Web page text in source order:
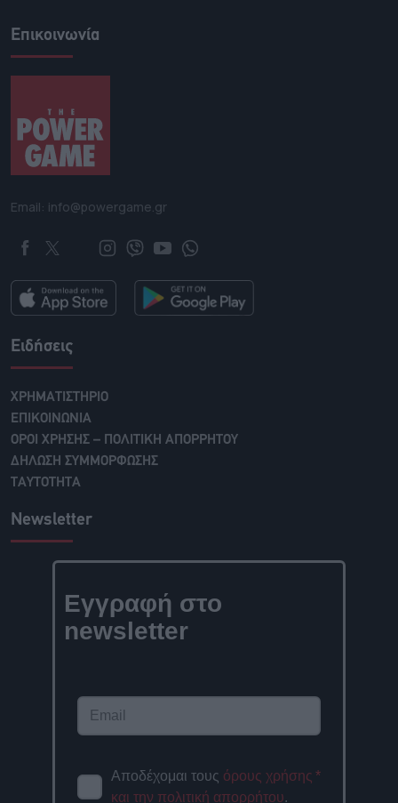
Επικοινωνία
Email: info@powergame.gr
Ειδήσεις
ΧΡΗΜΑΤΙΣΤΗΡΙΟ
ΕΠΙΚΟΙΝΩΝΙΑ
ΟΡΟΙ ΧΡΗΣΗΣ – ΠΟΛΙΤΙΚΗ ΑΠΟΡΡΗΤΟΥ
ΔΗΛΩΣΗ ΣΥΜΜΟΡΦΩΣΗΣ
ΤΑΥΤΟΤΗΤΑ
Newsletter
Εγγραφή στο
newsletter
Αποδέχομαι τους όρους χρήσης
και την πολιτική απορρήτου.
*